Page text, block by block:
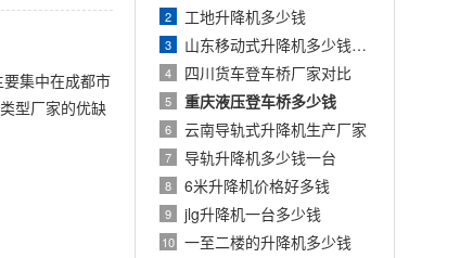
2 工地升降机多少钱
3 山东移动式升降机多少钱一台
4 四川货车登车桥厂家对比
5 重庆液压登车桥多少钱
6 云南导轨式升降机生产厂家
7 导轨升降机多少钱一台
8 6米升降机价格好多钱
9 jlg升降机一台多少钱
10 一至二楼的升降机多少钱
集中在成都市
型厂家的优缺